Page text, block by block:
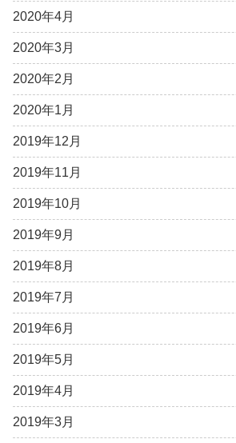
2020年4月
2020年3月
2020年2月
2020年1月
2019年12月
2019年11月
2019年10月
2019年9月
2019年8月
2019年7月
2019年6月
2019年5月
2019年4月
2019年3月